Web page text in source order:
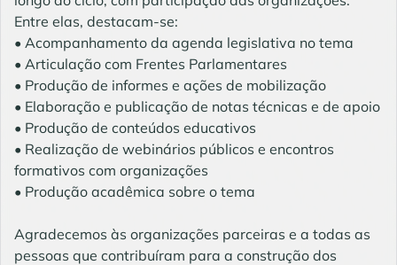
Entre elas, destacam-se:
• Acompanhamento da agenda legislativa no tema
• Articulação com Frentes Parlamentares
• Produção de informes e ações de mobilização
• Elaboração e publicação de notas técnicas e de apoio
• Produção de conteúdos educativos
• Realização de webinários públicos e encontros
formativos com organizações
• Produção acadêmica sobre o tema
Agradecemos às organizações parceiras e a todas as
pessoas que contribuíram para a construção dos